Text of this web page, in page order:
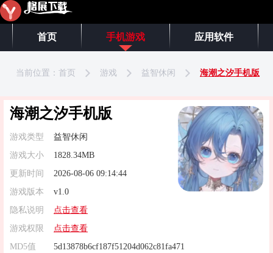
首页 手机游戏 应用软件
当前位置： 首页 游戏 益智休闲 海潮之汐手机版
海潮之汐手机版
游戏类型
益智休闲
游戏大小
1828.34MB
更新时间
2026-08-06 09:14:44
游戏版本
v1.0
隐私说明
点击查看
游戏权限
点击查看
MD5值
5d13878b6cf187f51204d062c81fa471